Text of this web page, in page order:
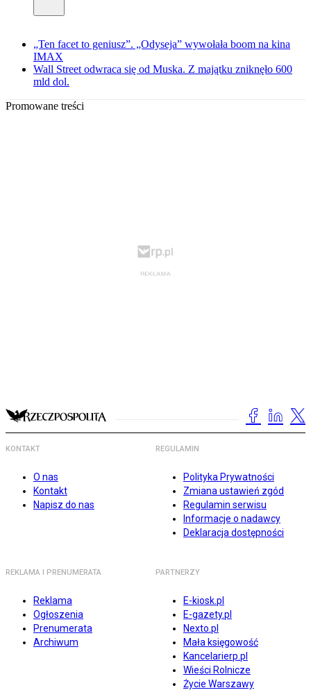
„Ten facet to geniusz”. „Odyseja” wywołała boom na kina
IMAX
Wall Street odwraca się od Muska. Z majątku zniknęło 600
mld dol.
Promowane treści
KONTAKT
O nas
Kontakt
Napisz do nas
REGULAMIN
Polityka Prywatności
Zmiana ustawień zgód
Regulamin serwisu
Informacje o nadawcy
Deklaracja dostępności
REKLAMA I PRENUMERATA
Reklama
Ogłoszenia
Prenumerata
Archiwum
PARTNERZY
E-kiosk.pl
E-gazety.pl
Nexto.pl
Mała księgowość
Kancelarierp.pl
Wieści Rolnicze
Życie Warszawy